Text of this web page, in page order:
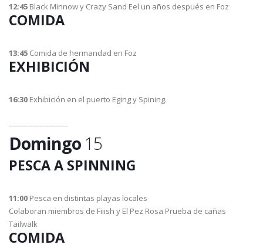
12:45 Black Minnow y Crazy Sand Eel un años después en Foz
COMIDA
13:45 Comida de hermandad en Foz
EXHIBICIÓN
16:30 Exhibición en el puerto Eging y Spining.
-------------------------
Domingo 15
PESCA A SPINNING
11:00 Pesca en distintas playas locales
Colaboran miembros de Fiiish y El Pez Rosa Prueba de cañas
Tailwalk
COMIDA